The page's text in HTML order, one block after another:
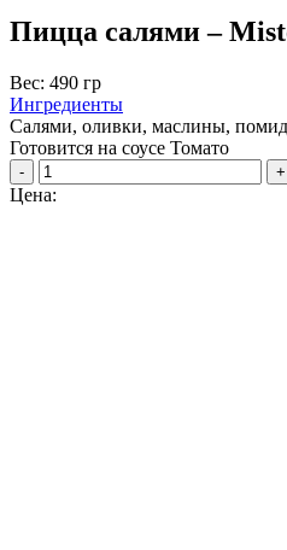
Пицца салями –
Вес: 490 гр
Ингредиенты
Салями, оливки, маслины,
Готовится на соусе Томато
- +
Цена: